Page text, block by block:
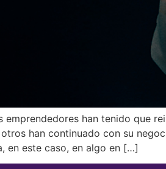
emprendedores han tenido que
han continuado con su
en este caso, en algo en […]